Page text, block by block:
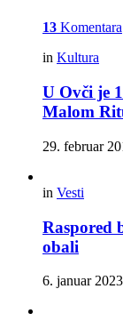
13 Komentara
in Kultura
U Ovči je
Malom
29. februar
in Vesti
Raspored
obali
6. januar